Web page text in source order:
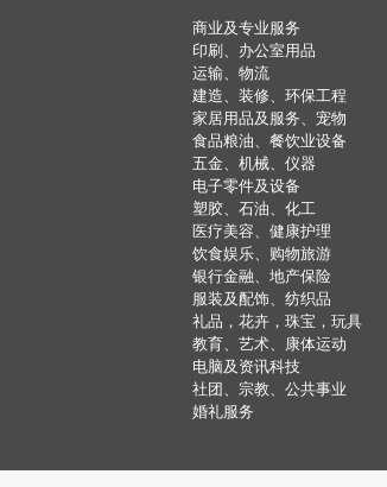
商业及专业服务
印刷、办公室用品
运输、物流
建造、装修、环保工程
家居用品及服务、宠物
食品粮油、餐饮业设备
五金、机械、仪器
电子零件及设备
塑胶、石油、化工
医疗美容、健康护理
饮食娱乐、购物旅游
银行金融、地产保险
服装及配饰、纺织品
礼品，花卉，珠宝，玩具
教育、艺术、康体运动
电脑及资讯科技
社团、宗教、公共事业
婚礼服务